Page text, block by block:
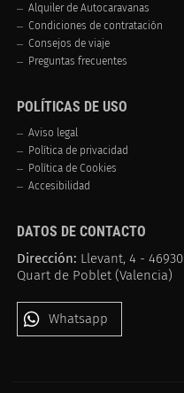
Alquiler de Autocaravanas
Condiciones de contratación
Consejos de viaje
Preguntas frecuentes
POLÍTICAS DE USO
Aviso legal
Política de privacidad
Política de Cookies
Accesibilidad
DATOS DE CONTACTO
Dirección: Llevant, 4 - 46930
Quart de Poblet (Valencia)
Whatsapp